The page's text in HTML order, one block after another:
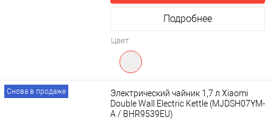
Подробнее
Цвет
Снова в продаже
Электрический чайник 1,7 л Xiaomi
Double Wall Electric Kettle (MJDSH07YM-
A / BHR9539EU)